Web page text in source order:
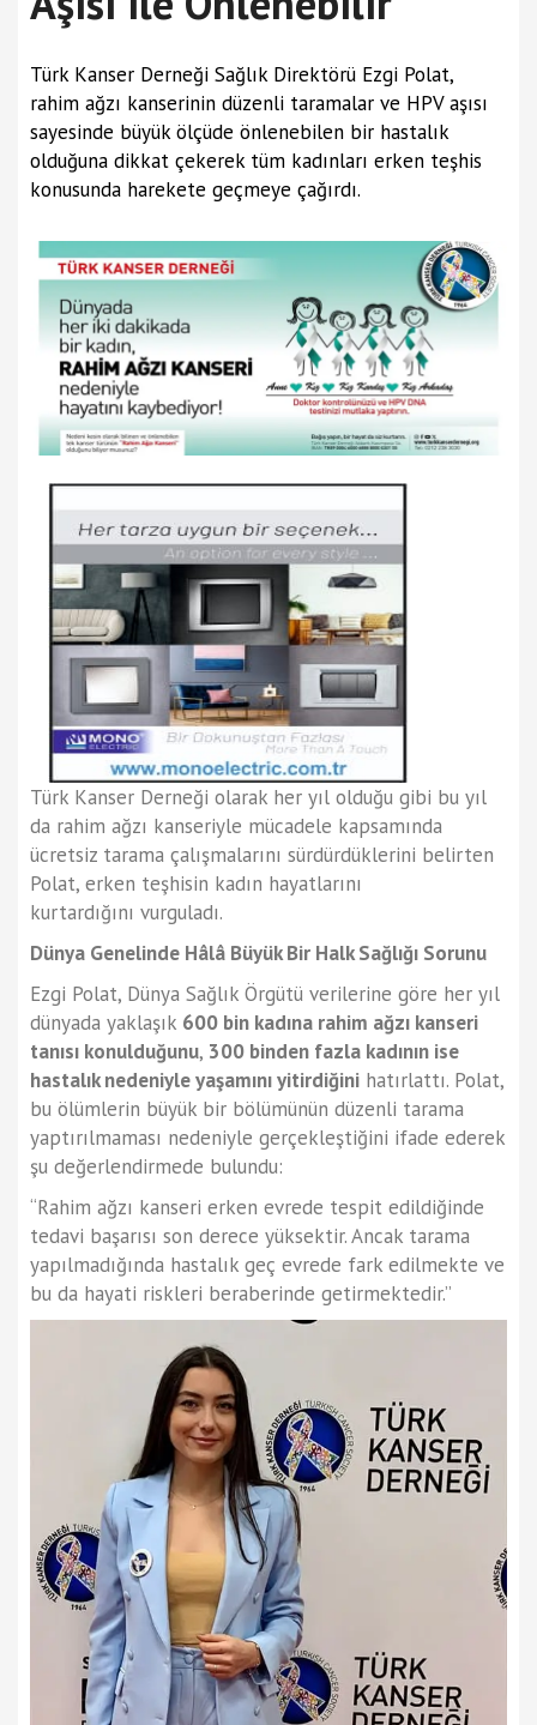
Türk Kanser Derneği Sağlık Direktörü Ezgi Polat,
rahim ağzı kanserinin düzenli taramalar ve HPV aşısı
sayesinde büyük ölçüde önlenebilen bir hastalık
olduğuna dikkat çekerek tüm kadınları erken teşhis
konusunda harekete geçmeye çağırdı.
Türk Kanser Derneği olarak her yıl olduğu gibi bu yıl
da rahim ağzı kanseriyle mücadele kapsamında
ücretsiz tarama çalışmalarını sürdürdüklerini belirten
Polat, erken teşhisin kadın hayatlarını
kurtardığını vurguladı.
Dünya Genelinde Hâlâ Büyük Bir Halk Sağlığı Sorunu
Ezgi Polat, Dünya Sağlık Örgütü verilerine göre her yıl
dünyada yaklaşık 600 bin kadına rahim ağzı kanseri
tanısı konulduğunu, 300 binden fazla kadının ise
hastalık nedeniyle yaşamını yitirdiğini hatırlattı. Polat,
bu ölümlerin büyük bir bölümünün düzenli tarama
yaptırılmaması nedeniyle gerçekleştiğini ifade ederek
şu değerlendirmede bulundu:
“Rahim ağzı kanseri erken evrede tespit edildiğinde
tedavi başarısı son derece yüksektir. Ancak tarama
yapılmadığında hastalık geç evrede fark edilmekte ve
bu da hayati riskleri beraberinde getirmektedir.”